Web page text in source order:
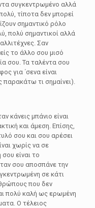
συγκεντρωμένο αλλά
τίποτα δεν μπορεί
σημαντικό ρόλο
πολύ σημαντικοί αλλά
Σαν
το άλλο σου μισό
σου. Τα ταλέντα σου
για ΄σενα είναι
τι σημαίνει).
κάνεις μπάνιο είναι
και άμεση. Επίσης,
σου και σου αρέσει
χωρίς να σε
είναι το
σου αποσπάνε την
σε κάτι
που δεν
πολύ καλή ως ερωμένη
Ο τέλειος